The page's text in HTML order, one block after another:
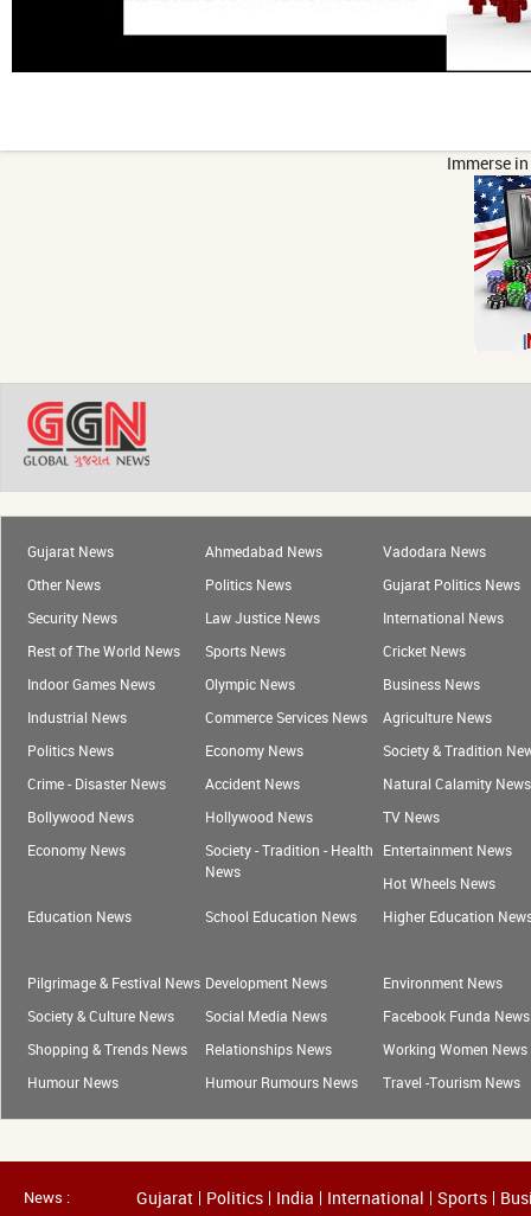
Immerse
Gujarat News Ahmedabad News
Vadodara News
Other News
Politics News
Gujarat Politics News
Security News
Law Justice News
International News
Rest of The World News
Sports News
Cricket News
Indoor Games News
Olympic News
Business News
Industrial News
Commerce Services News
Agriculture News
Politics News
Economy News
Society & Tradition
Crime - Disaster News
Accident News
Natural Calamity News
Bollywood News
Hollywood News
TV News
Economy News
Society - Tradition - Health
News
Entertainment News
Hot Wheels News
Education News
School Education News Higher Education
Pilgrimage & Festival News Development News
Environment News
Society & Culture News
Social Media News
Facebook Funda News
Shopping & Trends News
Relationships News
Working Women News
Humour News
Humour Rumours News Travel -Tourism News
News : Gujarat Politics India International Sports